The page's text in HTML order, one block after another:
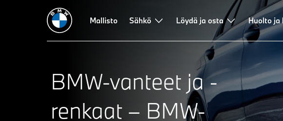
Mallisto Sähkö Löydä ja osta Huolto ja
BMW-vanteet ja -
renkaat – BMW-